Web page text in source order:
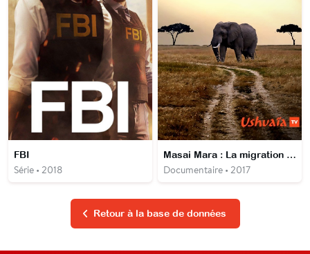
FBI
Série • 2018
Masai Mara : La migration de tous les dangers
Documentaire • 2017
Retour à la base de données